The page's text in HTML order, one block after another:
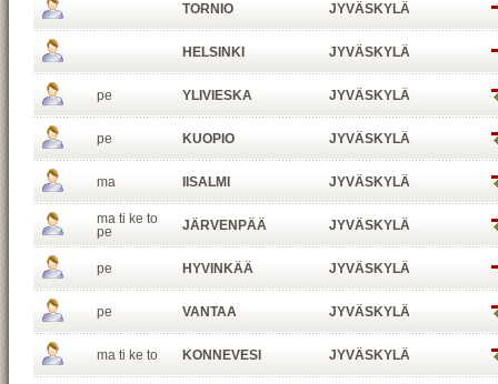
TORNIO JYVÄSKYLÄ
HELSINKI JYVÄSKYLÄ
pe YLIVIESKA JYVÄSKYLÄ
pe KUOPIO JYVÄSKYLÄ
ma IISALMI JYVÄSKYLÄ
ma ti ke to
pe
JÄRVENPÄÄ JYVÄSKYLÄ
pe HYVINKÄÄ JYVÄSKYLÄ
pe VANTAA JYVÄSKYLÄ
ma ti ke to KONNEVESI JYVÄSKYLÄ